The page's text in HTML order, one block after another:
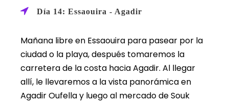
Día 14: Essaouira - Agadir
Mañana libre en Essaouira para pasear por la
ciudad o la playa, después tomaremos la
carretera de la costa hacia Agadir. Al llegar
allí, le llevaremos a la vista panorámica en
Agadir Oufella y luego al mercado de Souk